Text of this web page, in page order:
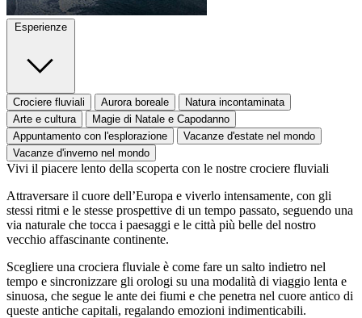
Esperienze
Crociere fluviali Aurora boreale
Natura incontaminata
Arte e cultura
Magie di Natale e Capodanno
Appuntamento con l'esplorazione
Vacanze d'estate nel mondo
Vacanze d'inverno nel mondo
Vivi il piacere lento della scoperta con le nostre crociere fluviali
Attraversare il cuore dell’Europa e viverlo intensamente, con gli
stessi ritmi e le stesse prospettive di un tempo passato, seguendo una
via naturale che tocca i paesaggi e le città più belle del nostro
vecchio affascinante continente.
Scegliere una crociera fluviale è come fare un salto indietro nel
tempo e sincronizzare gli orologi su una modalità di viaggio lenta e
sinuosa, che segue le ante dei fiumi e che penetra nel cuore antico di
queste antiche capitali, regalando emozioni indimenticabili.